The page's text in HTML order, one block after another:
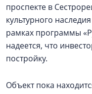
проспекте в
культурного
рамках программы
надеется, что
постройку.
Объект пока